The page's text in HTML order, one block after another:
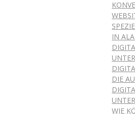
IN
DIE
WIE